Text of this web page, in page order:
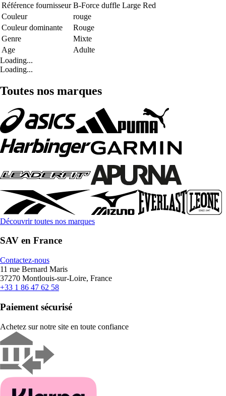
Référence fournisseur B-Force duffle Large Red
Couleur
rouge
Couleur dominante
Rouge
Genre
Mixte
Age
Adulte
Loading...
Loading...
Toutes nos marques
Découvrir toutes nos marques
SAV en France
Contactez-nous
11 rue Bernard Maris
37270 Montlouis-sur-Loire, France
+33 1 86 47 62 58
Paiement sécurisé
Achetez sur notre site en toute confiance